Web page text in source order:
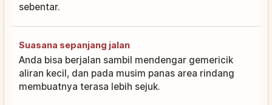
sebentar.
Suasana sepanjang jalan
Anda bisa berjalan sambil mendengar gemericik
aliran kecil, dan pada musim panas area rindang
membuatnya terasa lebih sejuk.